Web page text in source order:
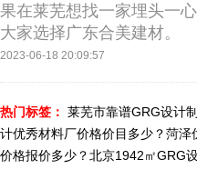
果在莱芜想找一家埋头一
大家选择广东合美建材。
2023-06-18 20:09:57
热门标签： 莱芜市靠谱GRG设计
计优秀材料厂价格价目多少？菏泽
价格报价多少？北京1942㎡GRG